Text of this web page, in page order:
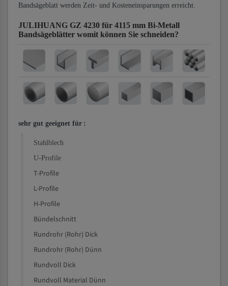
Bandsägeblatt werden Zeit- und Kosteneinsparungen erreicht.
JULIHUANG GZ 4230 für 4115 mm Bi-Metall
Bandsägeblätter womit können Sie schneiden?
sehr gut geeignet für :
Stahlblech
U-Profile
T-Profile
L-Profile
H-Profile
Bündelschnitt
Rundrohr (Rohr) Dick
Rundrohr (Rohr) Dünn
Rundvoll Dick
Rundvoll Material Dünn